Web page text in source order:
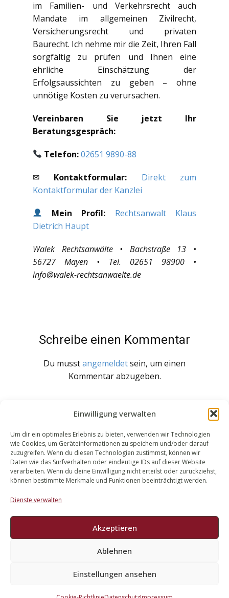
Einwilligung verwalten
Um dir ein optimales Erlebnis zu bieten, verwenden wir Technologien
wie Cookies, um Geräteinformationen zu speichern und/oder darauf
zuzugreifen. Wenn du diesen Technologien zustimmst, können wir
Daten wie das Surfverhalten oder eindeutige IDs auf dieser Website
verarbeiten. Wenn du deine Einwilligung nicht erteilst oder zurückziehst,
können bestimmte Merkmale und Funktionen beeinträchtigt werden.
Dienste verwalten
Akzeptieren
Ablehnen
Einstellungen ansehen
im Familien- und Verkehrsrecht auch
Mandate im allgemeinen Zivilrecht,
Versicherungsrecht und privaten
Baurecht. Ich nehme mir die Zeit, Ihren Fall
sorgfältig zu prüfen und Ihnen eine
ehrliche Einschätzung der
Erfolgsaussichten zu geben – ohne
unnötige Kosten zu verursachen.
Vereinbaren Sie jetzt Ihr
Beratungsgespräch:
Telefon:02651 9890-88
✉ Kontaktformular:
Direkt zum
Kontaktformular der Kanzlei
Mein Profil:
Rechtsanwalt Klaus
Dietrich Haupt
Walek Rechtsanwälte • Bachstraße 13 •
56727 Mayen • Tel. 02651 98900 •
info@walek-rechtsanwaelte.de
Schreibe einen Kommentar
Du musstangemeldetsein, um einen
Kommentar abzugeben.
WALEK RECHTSANWÄLT​​E
Bachstraße 13
56727 Mayen
02651 98 900
info@walek-rechtsanwaelte.de